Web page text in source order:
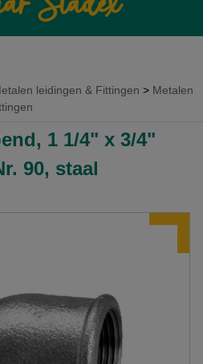
leidingen & Fittingen
Metalen
1 1/4" x 3/4"
90, staal